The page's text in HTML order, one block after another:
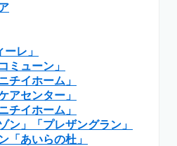
レ」
ミューン」
チイホーム」
アセンター」
チイホーム」
ン」「プレザングラン」
「あいらの杜」